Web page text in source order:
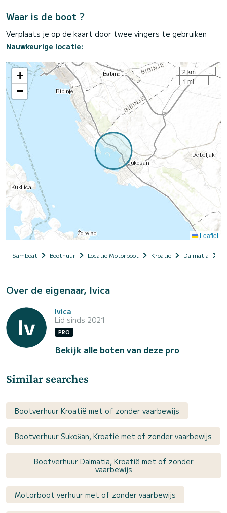
Waar is de boot ?
Verplaats je op de kaart door twee vingers te gebruiken
Nauwkeurige locatie:
+
−
2 km
1 mi
Leaflet
Samboat Boothuur Locatie Motorboot Kroatië Dalmatia
Over de eigenaar, Ivica
Ivica
Lid sinds 2021
PRO
Bekijk alle boten van deze pro
Similar searches
Bootverhuur Kroatië met of zonder vaarbewijs
Bootverhuur Sukošan, Kroatië met of zonder vaarbewijs
Bootverhuur Dalmatia, Kroatië met of zonder
vaarbewijs
Motorboot verhuur met of zonder vaarbewijs